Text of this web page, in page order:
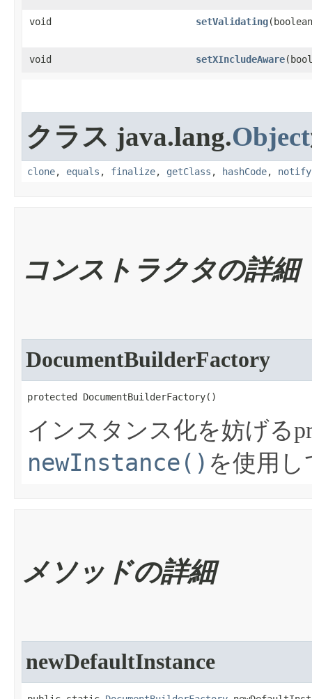
void setValidating
void setXIncludeAware
クラス java.lang.Object
clone, equals , finalize, getClass , hashCode, notify
コンストラクタの詳細
DocumentBuilderFactory
protected DocumentBuilderFactory​()
インスタンス化を妨げる
newInstance() を使用
メソッドの詳細
newDefaultInstance